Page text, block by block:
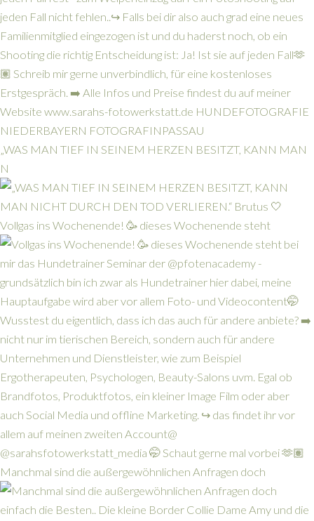
„WAS MAN TIEF IN SEINEM HERZEN BESITZT, KANN MAN
N
Vollgas ins Wochenende! 🥳 dieses Wochenende steht
Manchmal sind die außergewöhnlichen Anfragen doch